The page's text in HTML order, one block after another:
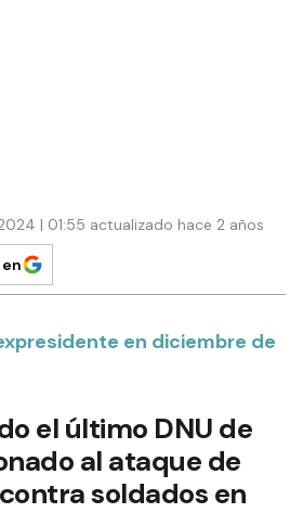
| 01:55 actualizado hace 2 años
en diciembre de
el último DNU de
al ataque de
soldados en